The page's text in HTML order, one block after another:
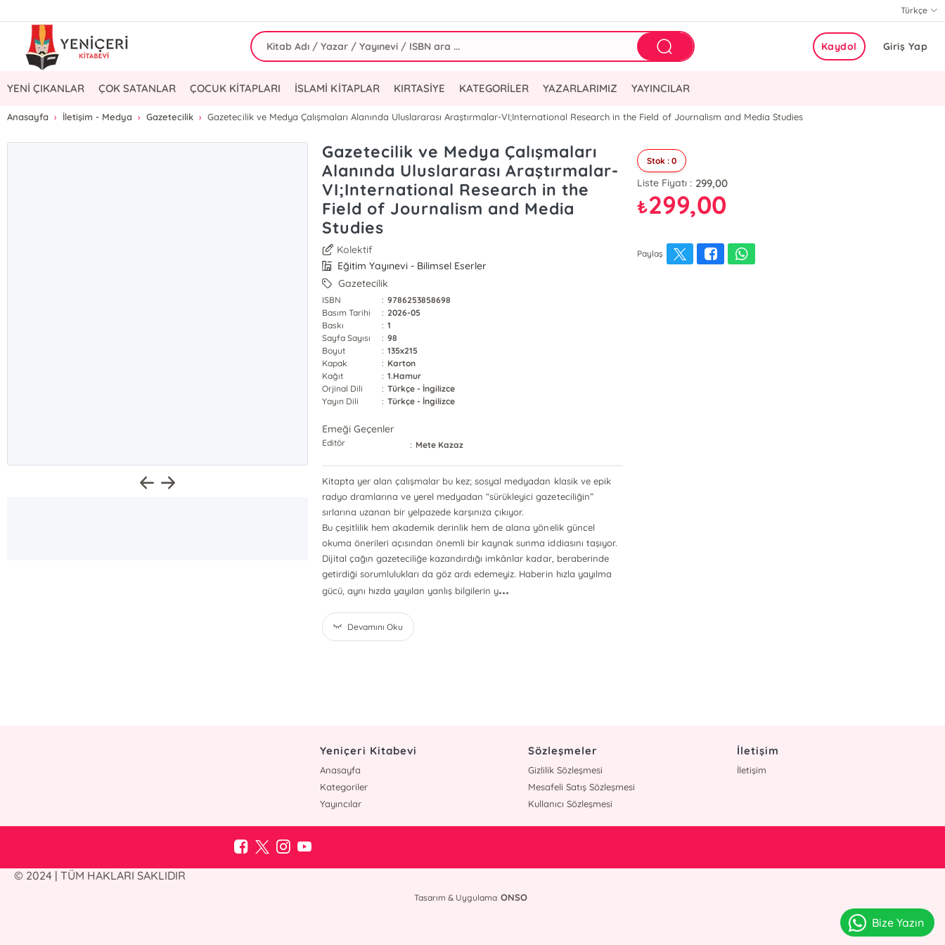
Türkçe
Giriş Yap
Kaydol
YENİ ÇIKANLAR ÇOK SATANLAR ÇOCUK KİTAPLARI İSLAMİ KİTAPLAR KIRTASİYE KATEGORİLER YAZARLARIMIZ YAYINCILAR
Anasayfa İletişim - Medya Gazetecilik Gazetecilik ve Medya Çalışmaları Alanında Uluslararası Araştırmalar-VI;International Research in the Field of Journalism and Media Studies
Gazetecilik ve Medya Çalışmaları
Alanında Uluslararası Araştırmalar-
VI;International Research in the
Field of Journalism and Media
Studies
Kolektif
Eğitim Yayınevi - Bilimsel Eserler
Gazetecilik
ISBN : 9786253858698
Basım Tarihi
: 2026-05
Baskı
: 1
Sayfa Sayısı
: 98
Boyut
: 135x215
Kapak
: Karton
Kağıt
: 1.Hamur
Orjinal Dili
: Türkçe - İngilizce
Yayın Dili
: Türkçe - İngilizce
Emeği Geçenler
Editör : Mete Kazaz
Kitapta yer alan çalışmalar bu kez; sosyal medyadan klasik ve epik
radyo dramlarına ve yerel medyadan “sürükleyici gazeteciliğin”
sırlarına uzanan bir yelpazede karşınıza çıkıyor.
Bu çeşitlilik hem akademik derinlik hem de alana yönelik güncel
okuma önerileri açısından önemli bir kaynak sunma iddiasını taşıyor.
Dijital çağın gazeteciliğe kazandırdığı imkânlar kadar, beraberinde
getirdiği sorumlulukları da göz ardı edemeyiz. Haberin hızla yayılma
gücü, aynı hızda yayılan yanlış bilgilerin y...
Devamını Oku
Stok : 0
Liste Fiyatı : 299,00
₺299,00
Paylaş
Yeniçeri Kitabevi
Anasayfa
Kategoriler
Yayıncılar
Sözleşmeler
Gizlilik Sözleşmesi
Mesafeli Satış Sözleşmesi
Kullanıcı Sözleşmesi
İletişim
İletişim
© 2024 | TÜM HAKLARI SAKLIDIR
Tasarım & Uygulama ONSO
Bize Yazın